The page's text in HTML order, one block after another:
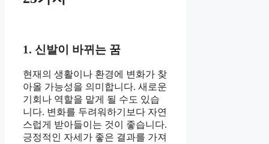
1. 신발이 바뀌는 꿈
현재의 생활이나 환경에 변화가 찾
아올 가능성을 의미합니다. 새로운
기회나 역할을 맡게 될 수도 있습
니다. 변화를 두려워하기보다 자연
스럽게 받아들이는 것이 좋습니다.
긍정적인 자세가 좋은 결과를 가져